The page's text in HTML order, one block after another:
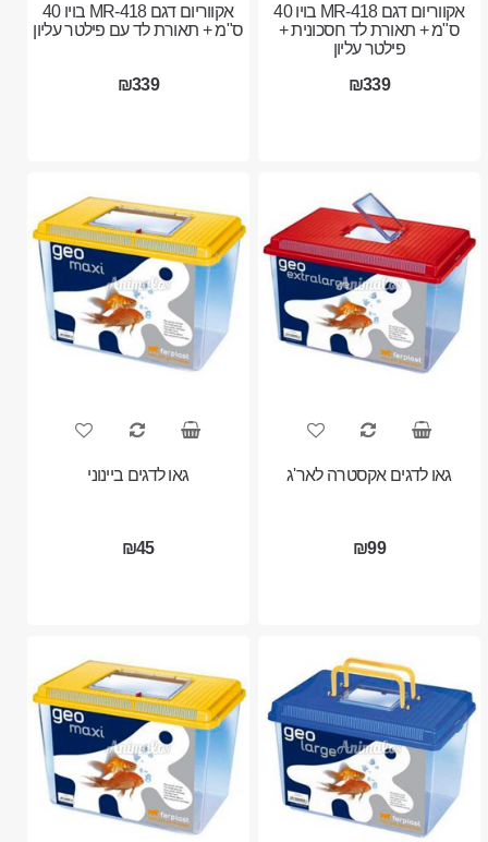
אקווריום דגם MR-418 בויו 40
ס"מ + תאורת לד חסכונית +
פילטר עליון
₪339
אקווריום דגם MR-418 בויו 40
ס"מ + תאורת לד עם פילטר עליון
₪339
גאו לדגים אקסטרה לאר'ג
₪99
גאו לדגים ביינוני
₪45